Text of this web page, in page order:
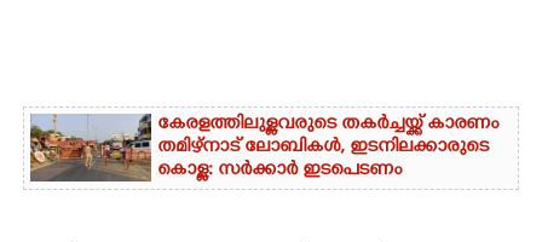
കേരളത്തിലുള്ളവരുടെ തകർച്ചയ്ക്ക് കാരണം
തമിഴ്നാട് ലോബികൾ, ഇടനിലക്കാരുടെ
കൊള്ള: സർക്കാർ ഇടപെടണം